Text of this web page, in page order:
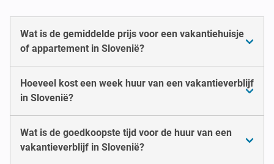
Wat is de gemiddelde prijs voor een vakantiehuisje
of appartement in Slovenië?
Hoeveel kost een week huur van een vakantieverblijf
in Slovenië?
Wat is de goedkoopste tijd voor de huur van een
vakantieverblijf in Slovenië?